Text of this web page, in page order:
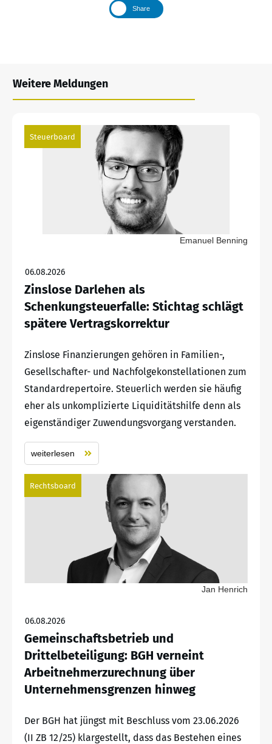
Share
Weitere Meldungen
Steuerboard
Emanuel Benning
06.08.2026
Zinslose Darlehen als
Schenkungsteuerfalle: Stichtag schlägt
spätere Vertragskorrektur
Zinslose Finanzierungen gehören in Familien-,
Gesellschafter- und Nachfolgekonstellationen zum
Standardrepertoire. Steuerlich werden sie häufig
eher als unkomplizierte Liquiditätshilfe denn als
eigenständiger Zuwendungsvorgang verstanden.
weiterlesen
Rechtsboard
Jan Henrich
06.08.2026
Gemeinschaftsbetrieb und
Drittelbeteiligung: BGH verneint
Arbeitnehmerzurechnung über
Unternehmensgrenzen hinweg
Der BGH hat jüngst mit Beschluss vom 23.06.2026
(II ZB 12/25) klargestellt, dass das Bestehen eines